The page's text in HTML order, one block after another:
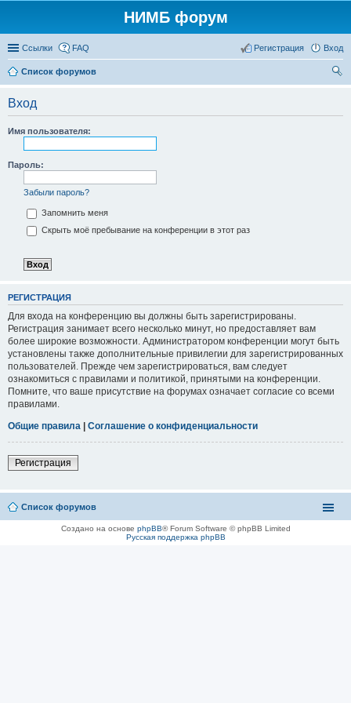
НИМБ форум
Ссылки FAQ Вход
Регистрация
Список форумов
Вход
Имя пользователя:
Пароль:
Забыли пароль?
Запомнить меня
Скрыть моё пребывание на конференции в этот раз
РЕГИСТРАЦИЯ
Для входа на конференцию вы должны быть зарегистрированы.
Регистрация занимает всего несколько минут, но предоставляет вам
более широкие возможности. Администратором конференции могут быть
установлены также дополнительные привилегии для зарегистрированных
пользователей. Прежде чем зарегистрироваться, вам следует
ознакомиться с правилами и политикой, принятыми на конференции.
Помните, что ваше присутствие на форумах означает согласие со всеми
правилами.
Общие правила | Соглашение о конфиденциальности
Регистрация
Список форумов
Создано на основе phpBB® Forum Software © phpBB Limited
Русская поддержка phpBB